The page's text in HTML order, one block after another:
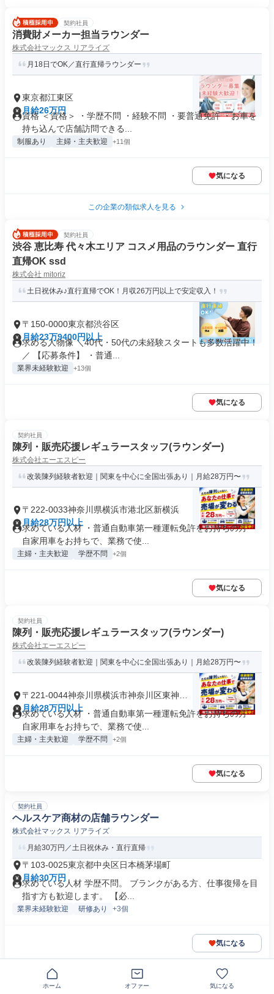
契約社員
消費財メーカー担当ラウンダー
株式会社マックス リアライズ
月18日でOK／直行直帰ラウンダー
東京都江東区
月給26万円
資格 ＜資格＞ ・学歴不問 ・経験不問 ・要普通免許 ・お車を
持ち込んで店舗訪問できる...
制服あり 主婦・主夫歓迎 +11個
気になる
この企業の類似求人を見る
契約社員
渋谷 恵比寿 代々木エリア コスメ用品のラウンダー 直行
直帰OK ssd
株式会社 mitoriz
土日祝休み♪直行直帰でOK！月収26万円以上で安定収入！
〒150-0000東京都渋谷区
月給23万9400円以上
求める人物像 ＼40代・50代の未経験スタートも多数活躍中！
／ 【応募条件】 ・普通...
業界未経験歓迎 +13個
気になる
契約社員
陳列・販売応援レギュラースタッフ(ラウンダー)
株式会社エーエスピー
改装陳列経験者歓迎｜関東を中心に全国出張あり｜月給28万円〜
〒222-0033神奈川県横浜市港北区新横浜
月給28万円以上
求めている人材 ・普通自動車第一種運転免許をお持ちの方 ・
自家用車をお持ちで、業務で使...
主婦・主夫歓迎 学歴不問 +2個
気になる
契約社員
陳列・販売応援レギュラースタッフ(ラウンダー)
株式会社エーエスピー
改装陳列経験者歓迎｜関東を中心に全国出張あり｜月給28万円〜
〒221-0044神奈川県横浜市神奈川区東神奈
川
月給28万円以上
求めている人材 ・普通自動車第一種運転免許をお持ちの方 ・
自家用車をお持ちで、業務で使...
主婦・主夫歓迎 学歴不問 +2個
気になる
契約社員
ヘルスケア商材の店舗ラウンダー
株式会社マックス リアライズ
月給30万円／土日祝休み・直行直帰
〒103-0025東京都中央区日本橋茅場町
月給30万円
求めている人材 学歴不問。 ブランクがある方、仕事復帰を目
指す方も歓迎します。 【必...
業界未経験歓迎 研修あり +3個
気になる
江戸川区周辺エリア 洗濯洗剤 柔軟剤 歯磨き粉などのラ
ホーム オファー 気になる